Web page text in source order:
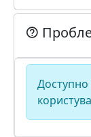
Доступно